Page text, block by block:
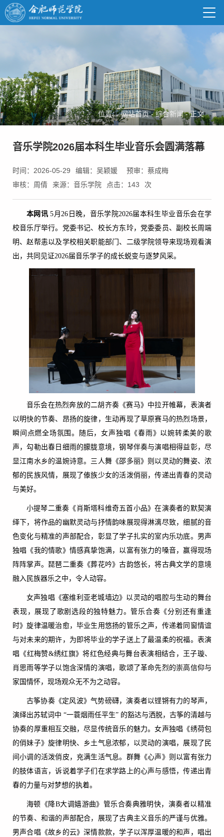
位置：网站首页-综合新闻-正文
音乐学院2026届本科生毕业音乐会圆满落幕
时间：2026-05-29 编辑：吴颖媛
预审：蔡成梅
审核：周倩
来源：音乐学院 点击： 143 次
本网讯5月26日晚，音乐学院2026届本科生毕业音乐会在学
校音乐厅举行。党委书记、校长方东玲，党委委员、副校长周端
明、赵帮恚以及学校相关职能部门、二级学院领导来现场观看演
出，共同见证2026届音乐学子的成长蜕变与逐梦风采。
音乐会在热烈奔放的二胡齐奏《赛马》中拉开帷幕，表演者
以明快的节奏、昂扬的旋律，生动再现了草原赛马的热烈场景，
瞬间点燃全场氛围。随后，女声独唱《春雨》以婉转柔美的歌
声，勾勒出春日细雨的朦胧意境，钢琴伴奏与演唱相得益彰，尽
显江南水乡的温婉诗意。三人舞《邵多丽》则以灵动的舞姿、浓
郁的民族风情，展现了傣族少女的活泼俏丽，传递出青春的灵动
与美好。
小提琴二重奏《肖斯塔科维奇五首小品》在演奏者的默契演
绎下，将作品的幽默灵动与抒情韵味展现得淋漓尽致，细腻的音
色变化与精准的声部配合，彰显了学子扎实的室内乐功底。男声
独唱《我的情歌》情感真挚饱满，以富有张力的嗓音，赢得现场
阵阵掌声。琵琶二重奏《葬花吟》古韵悠长，将古典文学的意境
融入民族器乐之中，令人动容。
女声独唱《塞维利亚老城墙边》以灵动的唱腔与生动的舞台
表现，展现了歌剧选段的独特魅力。管乐合奏《分别还有重逢
时》旋律温暖治愈，毕业生用悠扬的管乐之声，传递着同窗情谊
与对未来的期许，为即将毕业的学子送上了最温柔的祝福。表演
唱《红梅赞&绣红旗》将红色经典与舞台表演相结合，王子璇、
肖思雨等学子以饱含深情的演唱，歌颂了革命先烈的崇高信仰与
家国情怀，现场观众无不为之动容。
古筝协奏《定风波》气势磅礴，演奏者以铿锵有力的琴声，
演绎出苏轼词中 “一蓑烟雨任平生” 的豁达与洒脱，古筝的清越与
协奏的厚重相互交融，尽显传统音乐的魅力。女声独唱《绣荷包
的俏妹子》旋律明快、乡土气息浓郁，以灵动的演唱，展现了民
间小调的活泼俏皮，充满生活气息。群舞《心声》则以富有张力
的肢体语言，诉说着学子们在求学路上的心声与感悟，传递出青
春的力量与对梦想的执着。
海顿《降B大调嬉游曲》管乐合奏典雅明快，演奏者以精准
的节奏、和谐的声部配合，展现了古典主义音乐的严谨与优雅。
男声合唱《故乡的云》深情款款，学子以浑厚温暖的和声，唱出